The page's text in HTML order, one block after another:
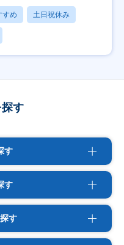
すめ 土日祝休み
す
す
す
す